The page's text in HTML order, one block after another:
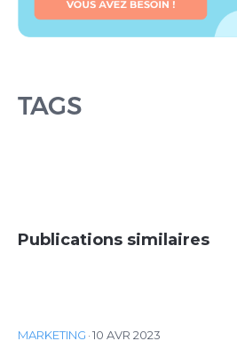
TAGS
Publications similaires
MARKETING ·10 AVR 2023